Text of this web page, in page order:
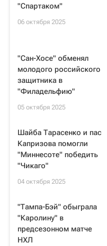
"Спартаком"
06 октября 2025
"Сан-Хосе" обменял
молодого российского
защитника в
"Филадельфию"
05 октября 2025
Шайба Тарасенко и пас
Капризова помогли
"Миннесоте" победить
"Чикаго"
04 октября 2025
"Тампа-Бэй" обыграла
"Каролину" в
предсезонном матче
НХЛ